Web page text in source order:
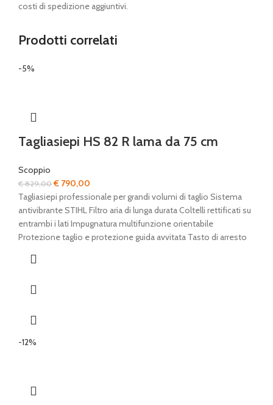
costi di spedizione aggiuntivi.
Prodotti correlati
-5%
Tagliasiepi HS 82 R lama da 75 cm
Scoppio
€829,00Il
prezzo
originale
era:
€ 829,00.
€ 790,00
prezzo
attuale
è:
€ 790,00.
Tagliasiepi professionale per grandi volumi di taglio Sistema
antivibrante STIHL Filtro aria di lunga durata Coltelli rettificati su
entrambi i lati Impugnatura multifunzione orientabile
Protezione taglio e protezione guida avvitata Tasto di arresto
-12%